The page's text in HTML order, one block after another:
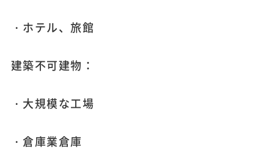
・ホテル、旅館
建築不可建物：
・大規模な工場
・倉庫業倉庫